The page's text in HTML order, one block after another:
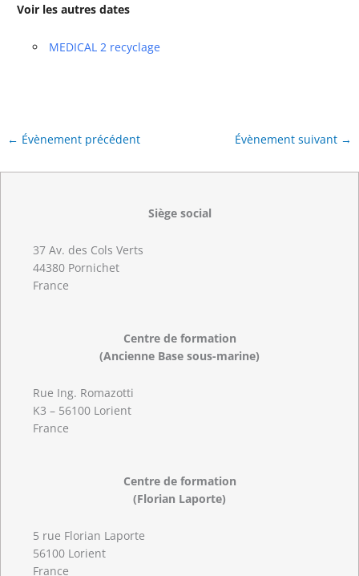
Voir les autres dates
MEDICAL 2 recyclage
← Évènement précédent Évènement suivant →
Siège social
37 Av. des Cols Verts
44380 Pornichet
France
Centre de formation
(Ancienne Base sous-marine)
Rue Ing. Romazotti
K3 – 56100 Lorient
France
Centre de formation
(Florian Laporte)
5 rue Florian Laporte
56100 Lorient
France